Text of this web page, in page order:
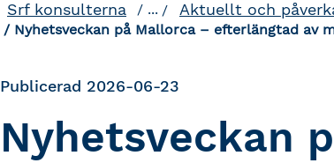
Srf konsulterna ... Aktuellt och
Nyhetsveckan på Mallorca – efterlängtad av
Publicerad 2026-06-23
Nyhetsveckan